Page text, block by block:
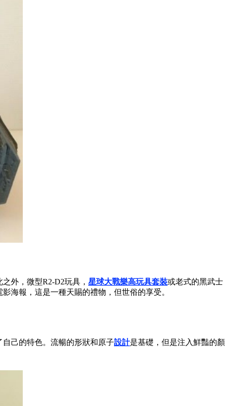
外，微型R2-D2玩具， 星球大戰樂高玩具套裝或老式的黑武士
海報，這是一種天賜的禮物，但世俗的享受。
己的特色。流暢的形狀和原子設計是基礎，但是注入鮮豔的顏